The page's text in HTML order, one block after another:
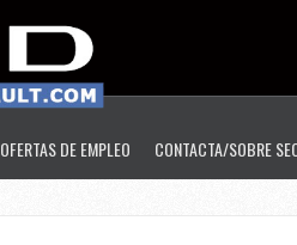
OFERTAS DE EMPLEO CONTACTA/SOBRE